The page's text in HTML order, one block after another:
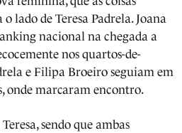
lado de Teresa Padrela. Joana
nacional na chegada a
nos quartos-de-
e Filipa Broeiro seguiam em
onde marcaram encontro.
sendo que ambas